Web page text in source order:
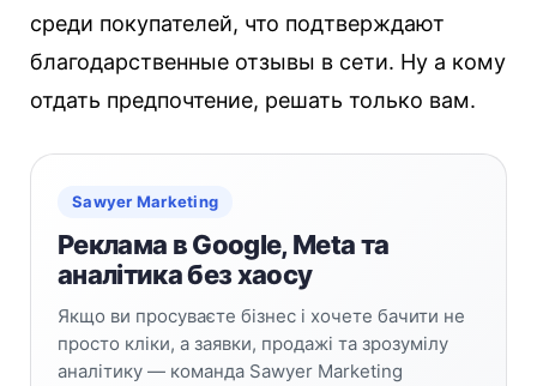
среди покупателей, что подтверждают
благодарственные отзывы в сети. Ну а кому
отдать предпочтение, решать только вам.
Sawyer Marketing
Реклама в Google, Meta та
аналітика без хаосу
Якщо ви просуваєте бізнес і хочете бачити не
просто кліки, а заявки, продажі та зрозумілу
аналітику — команда Sawyer Marketing